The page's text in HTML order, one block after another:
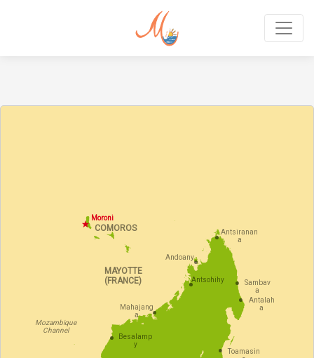
Moroni
COMOROS
Antsiranan
a
Andoany
MAYOTTE
(FRANCE)
Antsohihy
Sambav
a
Antalah
a
Mahajang
a
Mozambique
Channel
Besalamp
y
Toamasin